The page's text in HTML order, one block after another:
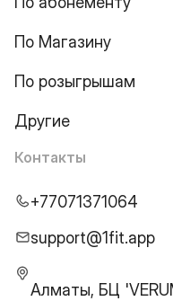
По Магазину
По розыгрышам
Другие
Контакты
+77071371064
support@1fit.app
Алматы, БЦ